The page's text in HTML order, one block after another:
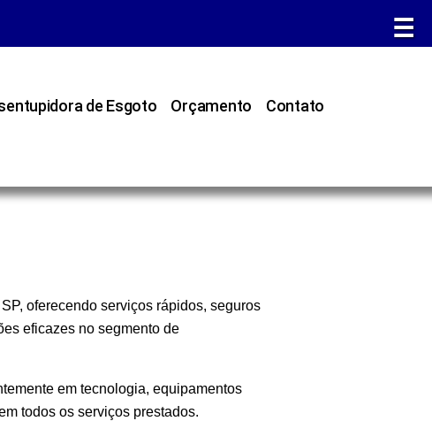
☰
de Esgoto Orçamento Contato
oferecendo serviços rápidos, seguros
eficazes no segmento de
em tecnologia, equipamentos
todos os serviços prestados.